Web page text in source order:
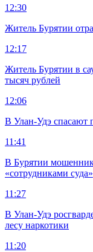
12:30
Житель Бурятии
12:17
Житель Бурятии в
тысяч рублей
12:06
В Улан-Удэ спасают
11:41
В Бурятии
«сотрудниками суда»
11:27
В Улан-Удэ
лесу наркотики
11:20